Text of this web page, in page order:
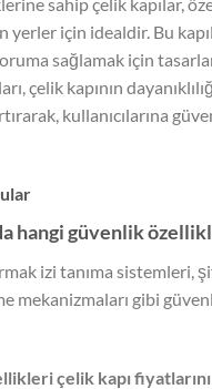
için idealdir. Bu
sağlamak için
çelik kapının
kullanıcılarına
hangi güvenlik
izi tanıma sistemleri,
mekanizmaları gibi
çelik kapı